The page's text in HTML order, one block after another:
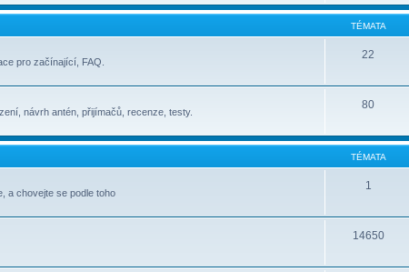
TÉMATA
pro začínající, FAQ.
22
návrh antén, přijímačů, recenze, testy.
80
TÉMATA
a chovejte se podle toho
1
14650